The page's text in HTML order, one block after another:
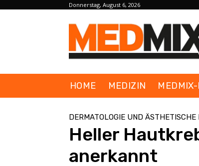
Donnerstag, August 6, 2026
HOME MEDIZIN MEDMIX-
DERMATOLOGIE UND ÄSTHETISCHE
Heller
anerkannt